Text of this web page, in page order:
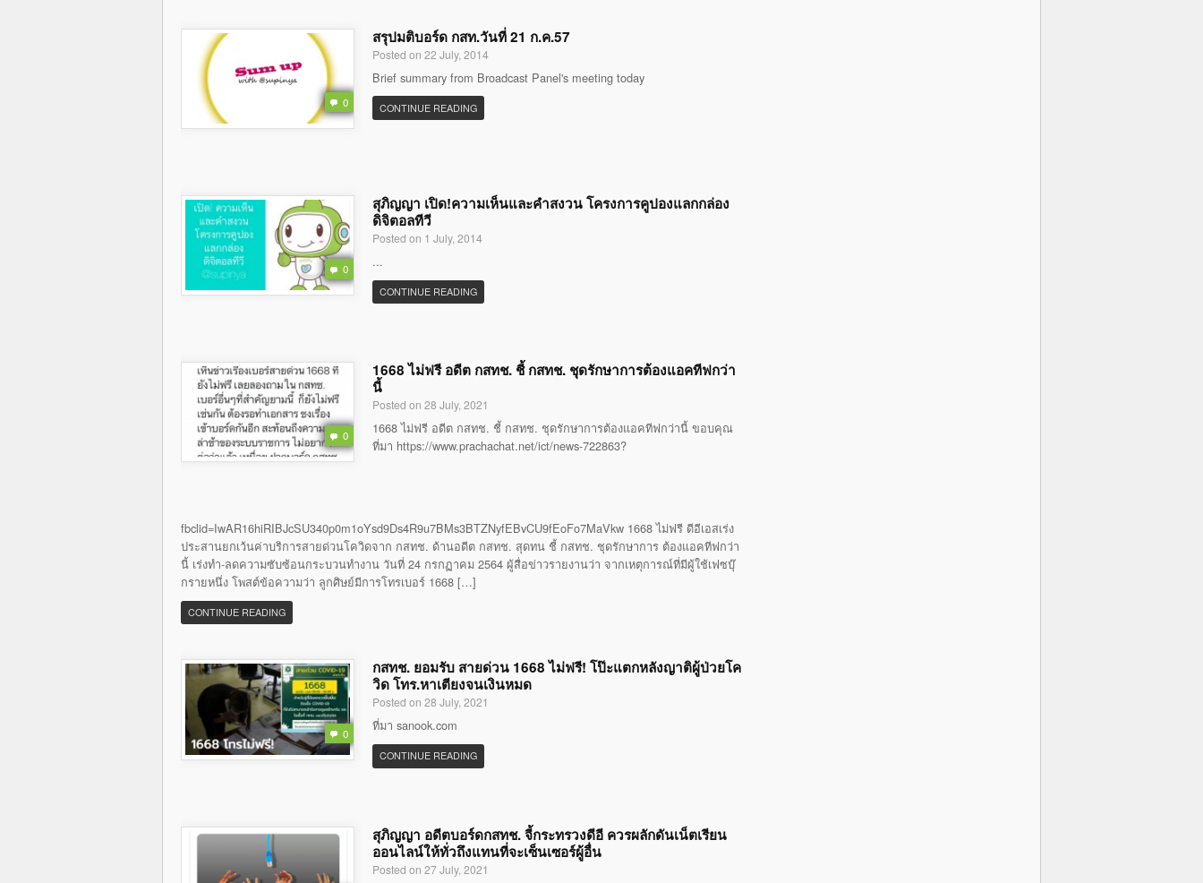
0
สรุปมติบอร์ด กสท.วันที่ 21 ก.ค.57
Posted on 22 July, 2014
Brief summary from Broadcast Panel's meeting today
CONTINUE READING
0
สุภิญญา เปิด!ความเห็นและคำสงวน โครงการคูปองแลกกล่อง
ดิจิตอลทีวี
Posted on 1 July, 2014
...
CONTINUE READING
0
1668 ไม่ฟรี อดีต กสทช. ชี้ กสทช. ชุดรักษาการต้องแอคทีฟกว่า
นี้
Posted on 28 July, 2021
1668 ไม่ฟรี อดีต กสทช. ชี้ กสทช. ชุดรักษาการต้องแอคทีฟกว่านี้ ขอบคุณ
ที่มา https://www.prachachat.net/ict/news-722863?
fbclid=IwAR16hiRIBJcSU340p0m1oYsd9Ds4R9u7BMs3BTZNyfEBvCU9fEoFo7MaVkw 1668 ไม่ฟรี ดีอีเอสเร่ง
ประสานยกเว้นค่าบริการสายด่วนโควิดจาก กสทช. ด้านอดีต กสทช. สุดทน ชี้ กสทช. ชุดรักษาการ ต้องแอคทีฟกว่า
นี้ เร่งทำ-ลดความซับซ้อนกระบวนทำงาน วันที่ 24 กรกฏาคม 2564 ผู้สื่อข่าวรายงานว่า จากเหตุการณ์ที่มีผู้ใช้เฟซบุ๊
กรายหนึ่ง โพสต์ข้อความว่า ลูกศิษย์มีการโทรเบอร์ 1668 […]
CONTINUE READING
0
กสทช. ยอมรับ สายด่วน 1668 ไม่ฟรี! โป๊ะแตกหลังญาติผู้ป่วยโค
วิด โทร.หาเตียงจนเงินหมด
Posted on 28 July, 2021
ที่มา sanook.com
CONTINUE READING
สุภิญญา อดีตบอร์ดกสทช. จี้กระทรวงดีอี ควรผลักดันเน็ตเรียน
ออนไลน์ให้ทั่วถึงแทนที่จะเซ็นเซอร์ผู้อื่น
Posted on 27 July, 2021